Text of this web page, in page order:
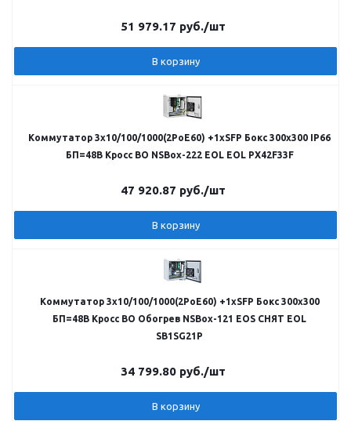
51 979.17 руб./шт
В корзину
Коммутатор 3х10/100/1000(2PoE60) +1хSFP Бокс 300x300 IP66
БП=48В Кросс ВО NSBox-222 EOL EOL PX42F33F
47 920.87 руб./шт
В корзину
Коммутатор 3х10/100/1000(2PoE60) +1хSFP Бокс 300х300
БП=48В Кросс ВО Обогрев NSBox-121 EOS СНЯТ EOL
SB1SG21P
34 799.80руб./шт
В корзину